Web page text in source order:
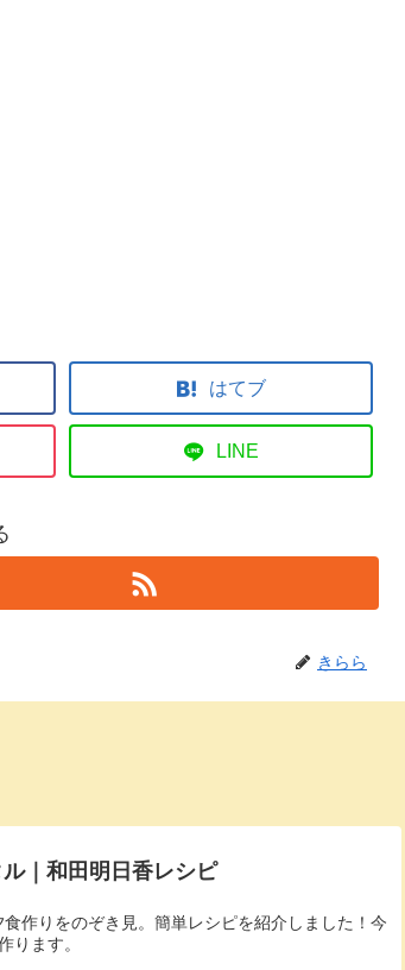
はてブ
LINE
きらら
｜和田明日香レシピ
作りをのぞき見。簡単レシピを紹介しました！今
ります。